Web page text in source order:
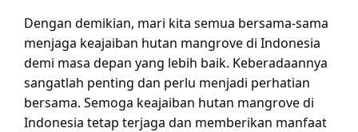
Dengan demikian, mari kita semua bersama-sama
menjaga keajaiban hutan mangrove di Indonesia
demi masa depan yang lebih baik. Keberadaannya
sangatlah penting dan perlu menjadi perhatian
bersama. Semoga keajaiban hutan mangrove di
Indonesia tetap terjaga dan memberikan manfaat